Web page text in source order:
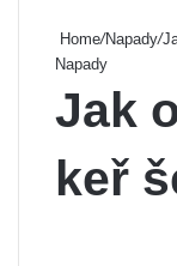
Home/Napady/
Napady
Jak
keř